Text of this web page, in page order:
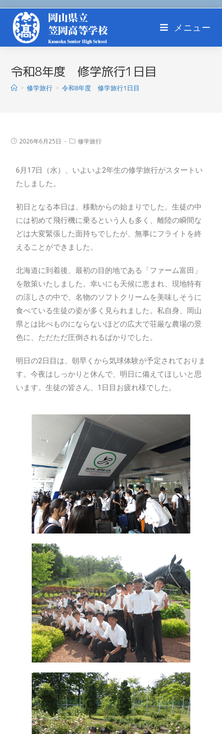
メニュー
令和8年度 修学旅行1日目
> 修学旅行 > 令和8年度 修学旅行1日目
2026年6月25日 修学旅行
6月17日（水）、いよいよ2年生の修学旅行がスタートい
たしました。
初日となる本日は、移動からの始まりでした。生徒の中
には初めて飛行機に乗るという人も多く、離陸の瞬間な
どは大変緊張した面持ちでしたが、無事にフライトを終
えることができました。
北海道に到着後、最初の目的地である「ファーム富田」
を散策いたしました。幸いにも天候に恵まれ、現地特有
の涼しさの中で、名物のソフトクリームを美味しそうに
食べている生徒の姿が多く見られました。私自身、岡山
県とは比べものにならないほどの広大で荘厳な農場の景
色に、ただただ圧倒されるばかりでした。
明日の2日目は、朝早くから気球体験が予定されておりま
す。今夜はしっかりと休んで、明日に備えてほしいと思
います。生徒の皆さん、1日目お疲れ様でした。